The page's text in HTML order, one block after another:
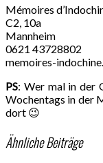
Mémoires
C2, 10a
Mannheim
0621 43728802
memoires-
PS: Wer mal in der
Wochentags in der
dort 😉
Ähnliche Beiträge